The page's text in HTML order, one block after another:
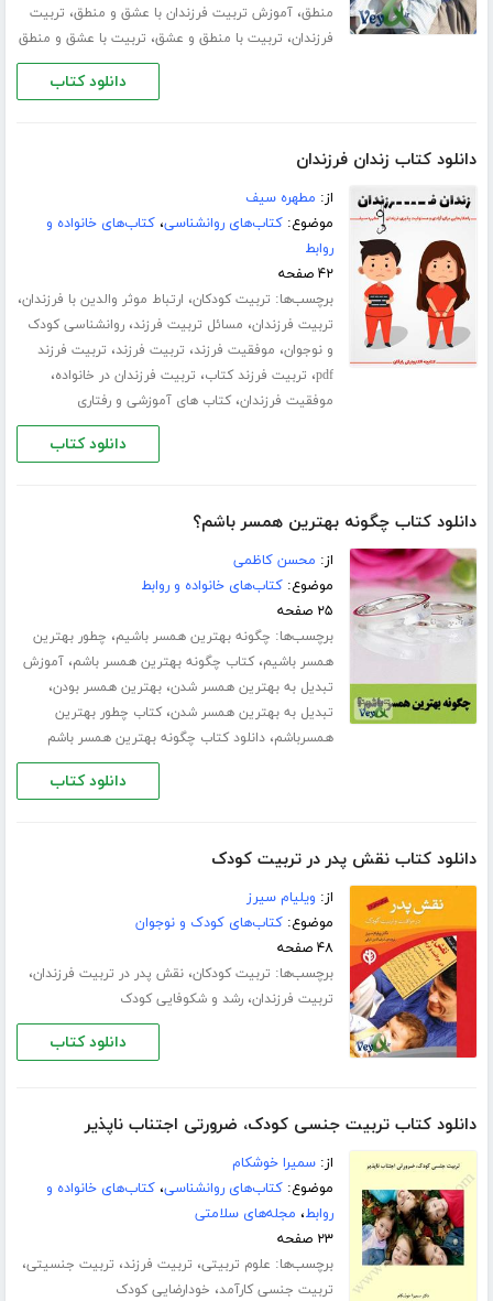
منطق،آموزش تربیت فرزندان با عشق و منطق، تربیت
فرزندان، تربیت با منطق و عشق، تربیت با عشق و منطق
دانلود کتاب
دانلود کتاب زندان فرزندان
از: مطهره سیف
موضوع:کتاب‌های روانشناسی،کتاب‌های خانواده و
روابط
۴۲ صفحه
برچسب‌ها: تربیت کودکان، ارتباط موثر والدین با فرزندان،
تربیت فرزندان، مسائل تربیت فرزند،روانشناسی کودک
و نوجوان، موفقیت فرزند، تربیت فرزند، تربیت فرزند
pdf، تربیت فرزند کتاب، تربیت فرزندان در خانواده،
موفقیت فرزندان،کتاب های آموزشی و رفتاری
دانلود کتاب
دانلود کتاب چگونه بهترین همسر باشم؟
از: محسن کاظمی
موضوع:کتاب‌های خانواده و روابط
۲۵ صفحه
برچسب‌ها: چگونه بهترین همسر باشیم، چطور بهترین
همسر باشیم،کتاب چگونه بهترین همسر باشم،آموزش
تبدیل به بهترین همسر شدن،بهترین همسر بودن،
تبدیل به بهترین همسر شدن،کتاب چطور بهترین
همسرباشم،دانلود کتاب چگونه بهترین همسر باشم
دانلود کتاب
دانلود کتاب نقش پدر در تربیت کودک
از: ویلیام سیرز
موضوع:کتاب‌های کودک و نوجوان
۴۸ صفحه
برچسب‌ها: تربیت کودکان،نقش پدر در تربیت فرزندان،
تربیت فرزندان،رشد و شکوفایی کودک
دانلود کتاب
دانلود کتاب تربیت جنسی کودک، ضرورتی اجتناب ناپذیر
از:سمیرا خوشکام
موضوع:کتاب‌های روانشناسی،کتاب‌های خانواده و
روابط، مجله‌های سلامتی
۲۳ صفحه
برچسب‌ها: علوم تربیتی، تربیت فرزند، تربیت جنسیتی،
تربیت جنسی کارآمد، خودارضایی کودک